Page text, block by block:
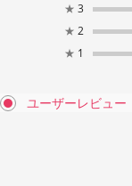
★ 3
★ 2
★ 1
ユーザーレビュー